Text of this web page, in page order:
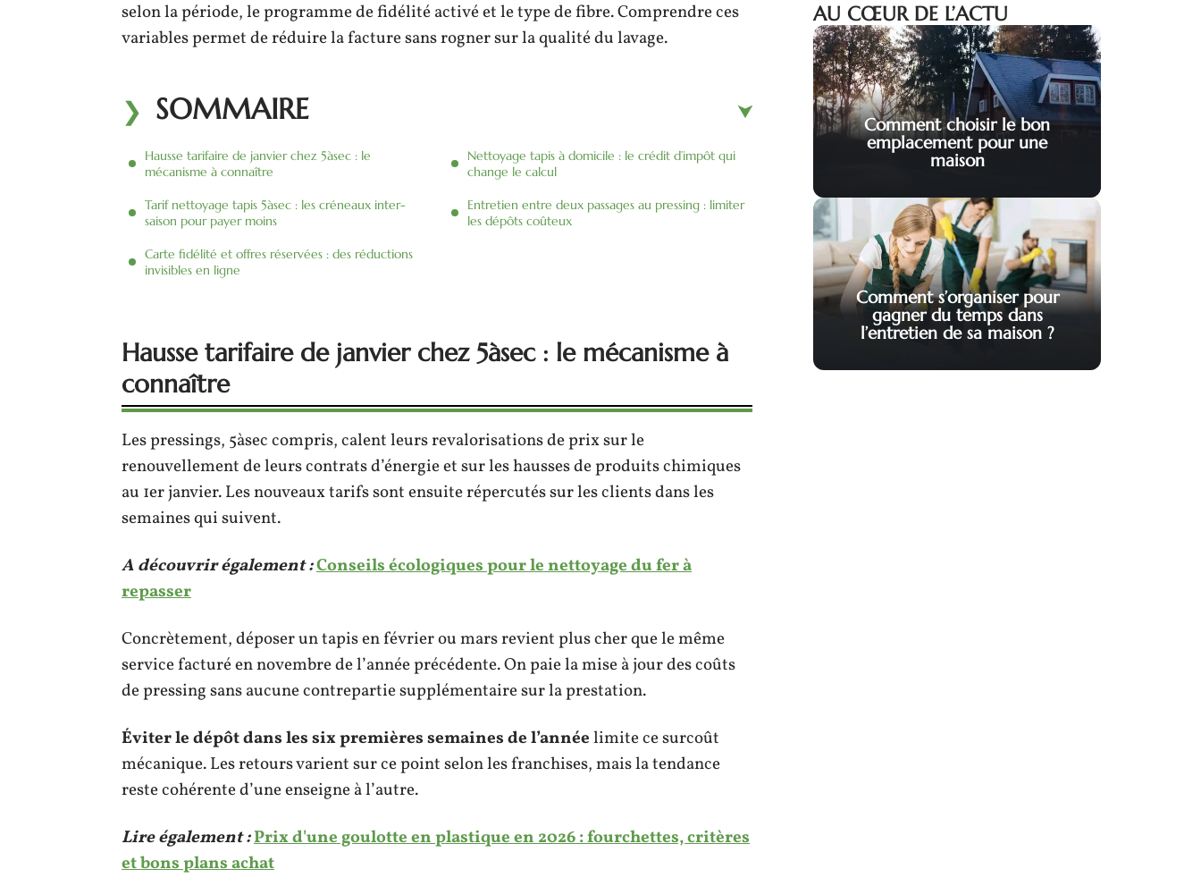
selon la période, le programme de fidélité activé et le type de fibre. Comprendre ces
variables permet de réduire la facture sans rogner sur la qualité du lavage.
SOMMAIRE
Hausse tarifaire de janvier chez 5àsec : le
mécanisme à connaître
Tarif nettoyage tapis 5àsec : les créneaux inter-
saison pour payer moins
Carte fidélité et offres réservées : des réductions
invisibles en ligne
Nettoyage tapis à domicile : le crédit d’impôt qui
change le calcul
Entretien entre deux passages au pressing : limiter
les dépôts coûteux
Hausse tarifaire de janvier chez 5àsec : le mécanisme à
connaître
Les pressings, 5àsec compris, calent leurs revalorisations de prix sur le
renouvellement de leurs contrats d’énergie et sur les hausses de produits chimiques
au 1er janvier. Les nouveaux tarifs sont ensuite répercutés sur les clients dans les
semaines qui suivent.
A découvrir également :Conseils écologiques pour le nettoyage du fer à
repasser
Concrètement, déposer un tapis en février ou mars revient plus cher que le même
service facturé en novembre de l’année précédente. On paie la mise à jour des coûts
de pressing sans aucune contrepartie supplémentaire sur la prestation.
Éviter le dépôt dans les six premières semaines de l’annéelimite ce surcoût
mécanique. Les retours varient sur ce point selon les franchises, mais la tendance
reste cohérente d’une enseigne à l’autre.
Lire également :Prix d'une goulotte en plastique en 2026 : fourchettes, critères
et bons plans achat
AU CŒUR DE L’ACTU
Comment choisir le bon
emplacement pour une
maison
Comment s’organiser pour
gagner du temps dans
l’entretien de sa maison ?